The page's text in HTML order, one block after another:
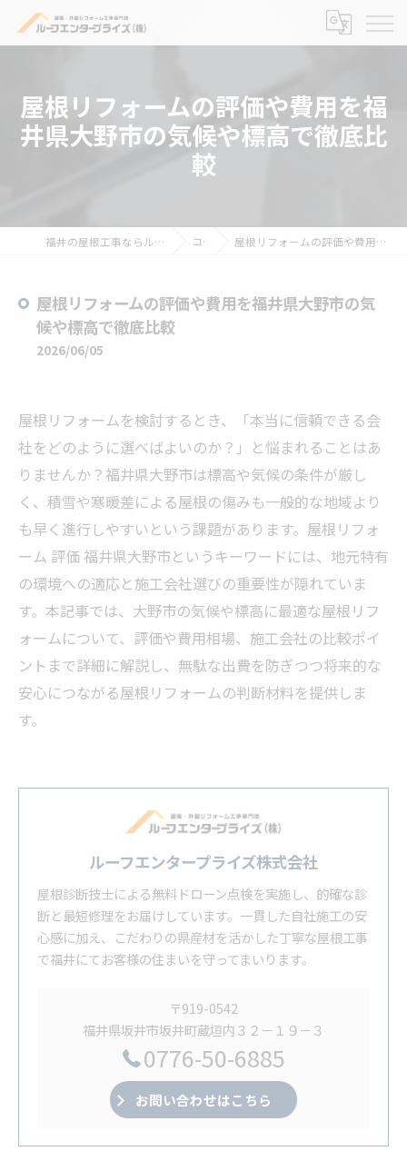
屋根リフォームの評価や費用を福
井県大野市の気候や標高で徹底比
較
福井の屋根工事ならルーフエンタープライズ株式会社 コラム 屋根リフォームの評価や費用を福井県大野市の気候や標高で徹底比較
屋根リフォームの評価や費用を福井県大野市の気
候や標高で徹底比較
2026/06/05
屋根リフォームを検討するとき、「本当に信頼できる会
社をどのように選べばよいのか？」と悩まれることはあ
りませんか？福井県大野市は標高や気候の条件が厳し
く、積雪や寒暖差による屋根の傷みも一般的な地域より
も早く進行しやすいという課題があります。屋根リフォ
ーム 評価 福井県大野市というキーワードには、地元特有
の環境への適応と施工会社選びの重要性が隠れていま
す。本記事では、大野市の気候や標高に最適な屋根リフ
ォームについて、評価や費用相場、施工会社の比較ポイ
ントまで詳細に解説し、無駄な出費を防ぎつつ将来的な
安心につながる屋根リフォームの判断材料を提供しま
す。
ルーフエンタープライズ株式会社
屋根診断技士による無料ドローン点検を実施し、的確な診
断と最短修理をお届けしています。一貫した自社施工の安
心感に加え、こだわりの県産材を活かした丁寧な屋根工事
で福井にてお客様の住まいを守ってまいります。
〒919-0542
福井県坂井市坂井町蔵垣内３２－１９－３
0776-50-6885
お問い合わせはこちら